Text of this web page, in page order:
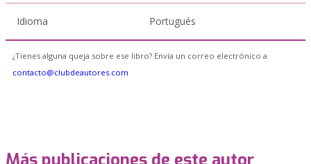
Idioma Portugués
¿Tienes alguna queja sobre ese libro? Envía un correo electrónico a
contacto@clubdeautores.com